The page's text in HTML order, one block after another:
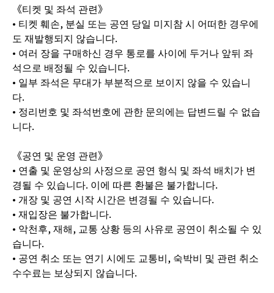
《티켓 및 좌석 관련》
• 티켓 훼손, 분실 또는 공연 당일 미지참 시 어떠한 경우에
도 재발행되지 않습니다.
• 여러 장을 구매하신 경우 통로를 사이에 두거나 앞뒤 좌
석으로 배정될 수 있습니다.
• 일부 좌석은 무대가 부분적으로 보이지 않을 수 있습니
다.
• 정리번호 및 좌석번호에 관한 문의에는 답변드릴 수 없습
니다.
《공연 및 운영 관련》
• 연출 및 운영상의 사정으로 공연 형식 및 좌석 배치가 변
경될 수 있습니다. 이에 따른 환불은 불가합니다.
• 개장 및 공연 시작 시간은 변경될 수 있습니다.
• 재입장은 불가합니다.
• 악천후, 재해, 교통 상황 등의 사유로 공연이 취소될 수 있
습니다.
• 공연 취소 또는 연기 시에도 교통비, 숙박비 및 관련 취소
수수료는 보상되지 않습니다.